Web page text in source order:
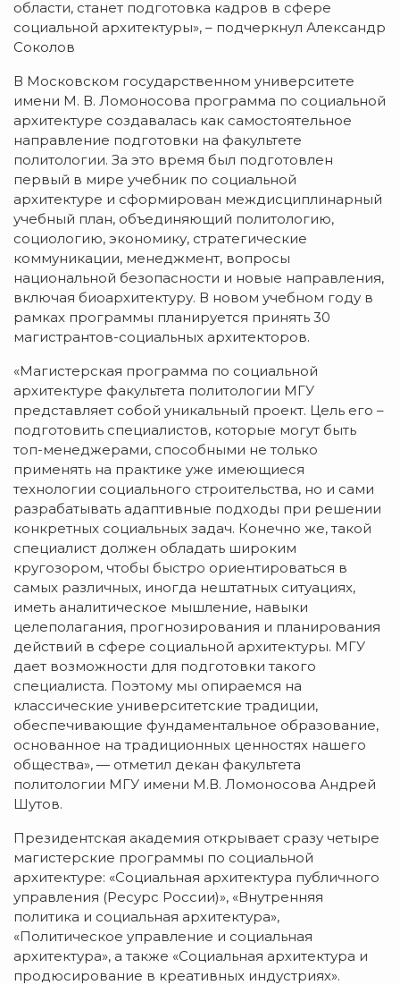
области, станет подготовка кадров в сфере
социальной архитектуры», – подчеркнул Александр
Соколов
В Московском государственном университете
имени М. В. Ломоносова программа по социальной
архитектуре создавалась как самостоятельное
направление подготовки на факультете
политологии. За это время был подготовлен
первый в мире учебник по социальной
архитектуре и сформирован междисциплинарный
учебный план, объединяющий политологию,
социологию, экономику, стратегические
коммуникации, менеджмент, вопросы
национальной безопасности и новые направления,
включая биоархитектуру. В новом учебном году в
рамках программы планируется принять 30
магистрантов-социальных архитекторов.
«Магистерская программа по социальной
архитектуре факультета политологии МГУ
представляет собой уникальный проект. Цель его –
подготовить специалистов, которые могут быть
топ-менеджерами, способными не только
применять на практике уже имеющиеся
технологии социального строительства, но и сами
разрабатывать адаптивные подходы при решении
конкретных социальных задач. Конечно же, такой
специалист должен обладать широким
кругозором, чтобы быстро ориентироваться в
самых различных, иногда нештатных ситуациях,
иметь аналитическое мышление, навыки
целеполагания, прогнозирования и планирования
действий в сфере социальной архитектуры. МГУ
дает возможности для подготовки такого
специалиста. Поэтому мы опираемся на
классические университетские традиции,
обеспечивающие фундаментальное образование,
основанное на традиционных ценностях нашего
общества», — отметил декан факультета
политологии МГУ имени М.В. Ломоносова Андрей
Шутов.
Президентская академия открывает сразу четыре
магистерские программы по социальной
архитектуре: «Социальная архитектура публичного
управления (Ресурс России)», «Внутренняя
политика и социальная архитектура»,
«Политическое управление и социальная
архитектура», а также «Социальная архитектура и
продюсирование в креативных индустриях».